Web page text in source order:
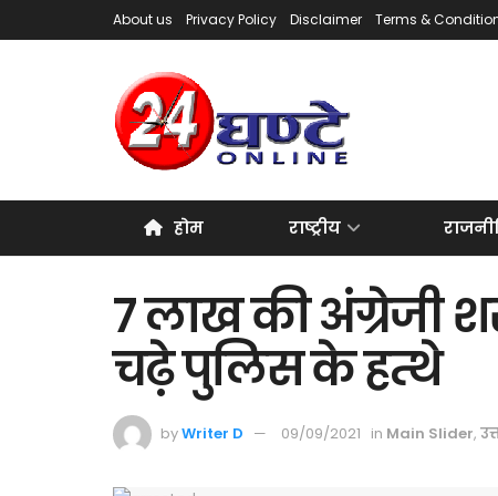
About us Privacy Policy Disclaimer Terms &
होम राष्ट्रीय
7 लाख की अंग्रेजी
चढ़े पुलिस के हत्थे
byWriter D 09/09/2021 in Main Slider,